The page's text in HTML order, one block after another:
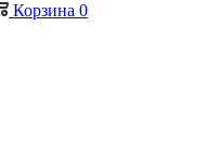
Корзина 0